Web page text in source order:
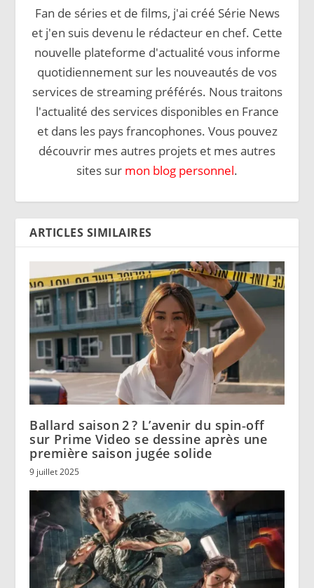
Fan de séries et de films, j'ai créé Série News
et j'en suis devenu le rédacteur en chef. Cette
nouvelle plateforme d'actualité vous informe
quotidiennement sur les nouveautés de vos
services de streaming préférés. Nous traitons
l'actualité des services disponibles en France
et dans les pays francophones. Vous pouvez
découvrir mes autres projets et mes autres
sites sur mon blog personnel.
ARTICLES SIMILAIRES
Ballard saison 2 ? L’avenir du spin‑off
sur Prime Video se dessine après une
première saison jugée solide
9 juillet 2025